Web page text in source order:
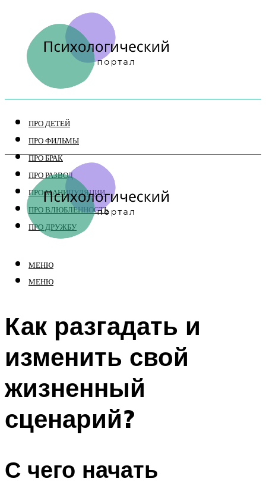
ПРО ДЕТЕЙ
ПРО ФИЛЬМЫ
ПРО БРАК
ПРО РАЗВОД
ПРО МАНИПУЛЯЦИИ
ПРО ВЛЮБЛЕННОСТЬ
ПРО ДРУЖБУ
МЕНЮ
МЕНЮ
Как разгадать и
изменить свой
жизненный
сценарий?
С чего начать